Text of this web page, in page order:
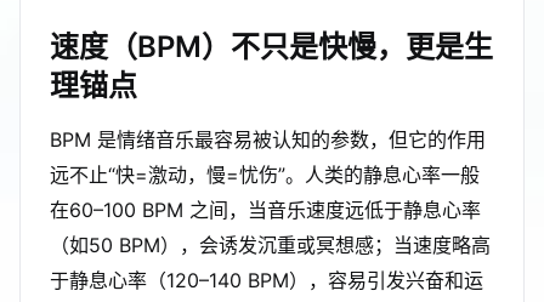
速度（BPM）不只是快慢，更是生
理锚点
BPM 是情绪音乐最容易被认知的参数，但它的作用
远不止“快=激动，慢=忧伤”。人类的静息心率一般
在60–100 BPM 之间，当音乐速度远低于静息心率
（如50 BPM），会诱发沉重或冥想感；当速度略高
于静息心率（120–140 BPM），容易引发兴奋和运